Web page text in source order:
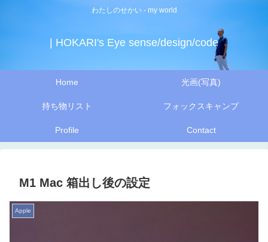
わたしのせかい - my world
| HOKARI's Eye sense/design/code
Home 光画(写真)
持ち物リスト フォックスキャンプ
Profile Contact
M1 Mac 箱出し後の設定
Apple